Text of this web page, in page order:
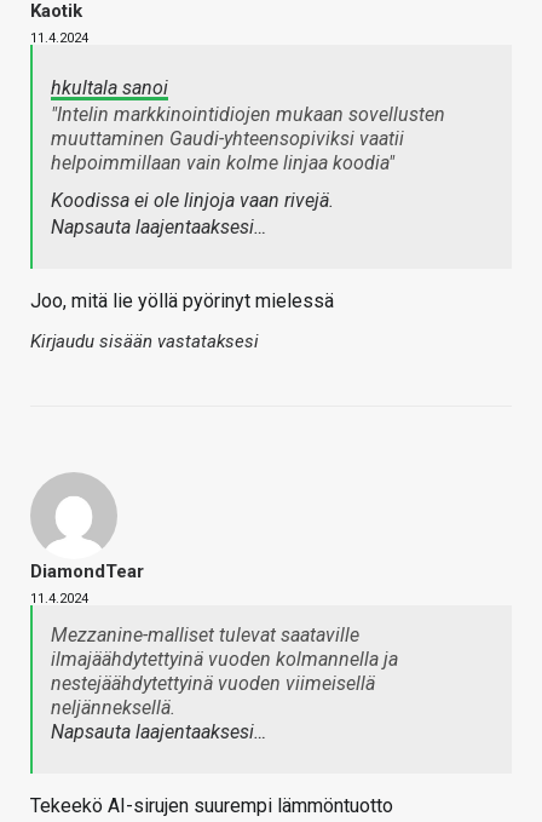
Kaotik
11.4.2024
hkultala sanoi
"Intelin markkinointidiojen mukaan sovellusten
muuttaminen Gaudi-yhteensopiviksi vaatii
helpoimmillaan vain kolme linjaa koodia"
Koodissa ei ole linjoja vaan rivejä.
Napsauta laajentaaksesi…
Joo, mitä lie yöllä pyörinyt mielessä
Kirjaudu sisään vastataksesi
DiamondTear
11.4.2024
Mezzanine-malliset tulevat saataville
ilmajäähdytettyinä vuoden kolmannella ja
nestejäähdytettyinä vuoden viimeisellä
neljänneksellä.
Napsauta laajentaaksesi…
Tekeekö AI-sirujen suurempi lämmöntuotto